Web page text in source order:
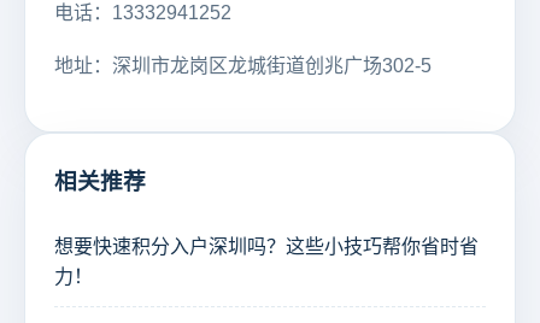
电话：13332941252
地址：深圳市龙岗区龙城街道创兆广场302-5
相关推荐
想要快速积分入户深圳吗？这些小技巧帮你省时省
力！